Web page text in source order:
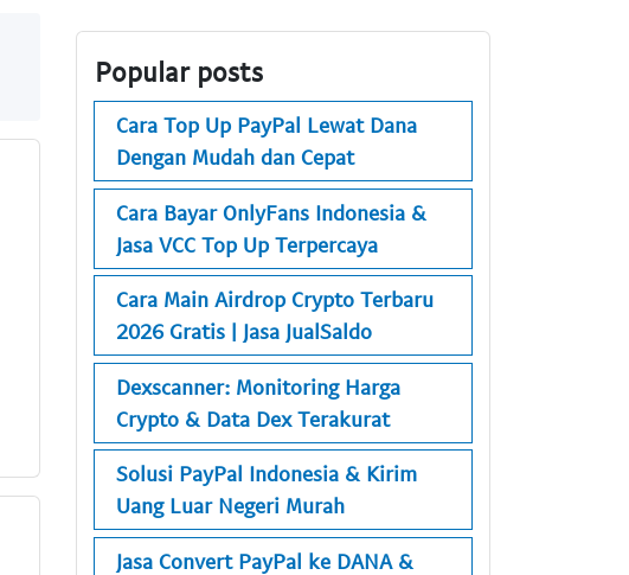
Popular posts
Cara Top Up PayPal Lewat Dana
Dengan Mudah dan Cepat
Cara Bayar OnlyFans Indonesia &
Jasa VCC Top Up Terpercaya
Cara Main Airdrop Crypto Terbaru
2026 Gratis | Jasa JualSaldo
Dexscanner: Monitoring Harga
Crypto & Data Dex Terakurat
Solusi PayPal Indonesia & Kirim
Uang Luar Negeri Murah
Jasa Convert PayPal ke DANA &